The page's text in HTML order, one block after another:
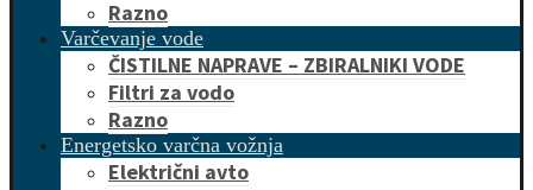
Razno
Varčevanje vode
ČISTILNE NAPRAVE – ZBIRALNIKI VODE
Filtri za vodo
Razno
Energetsko varčna vožnja
Električni avto